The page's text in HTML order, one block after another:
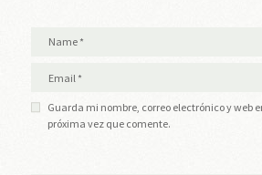
Guarda mi nombre, correo electrónico y web
próxima vez que comente.